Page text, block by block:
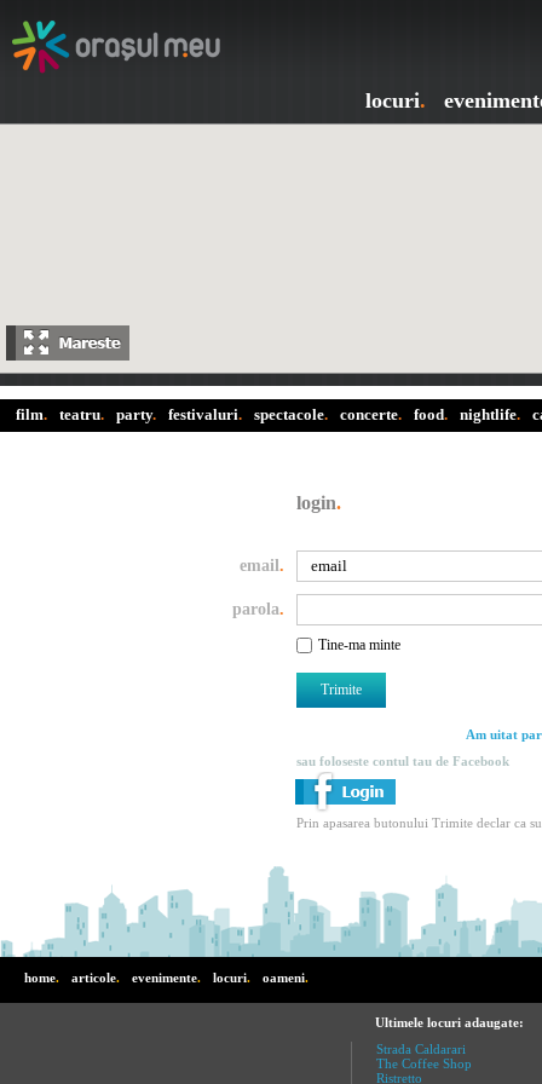
locuri.
film. teatru. party. festivaluri. spectacole. concerte. food. nightlife.
login.
email.
parola.
Tine-ma minte
Am uitat
sau foloseste contul tau de Facebook
Prin apasarea butonului Trimite declar ca
home. articole. evenimente. locuri. oameni.
Ultimele locuri adaugate:
Strada Caldarari
The Coffee Shop
Ristretto